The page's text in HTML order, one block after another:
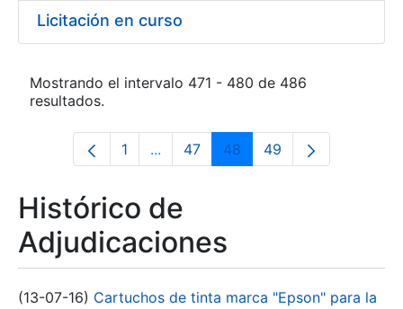
Licitación en curso
Mostrando el intervalo 471 - 480 de 486
resultados.
Página
1 ...Páginas intermedias Use TAB para
Página
47 Página
48 Página
49
Histórico de
Adjudicaciones
(13-07-16) Cartuchos de tinta marca "Epson" para la